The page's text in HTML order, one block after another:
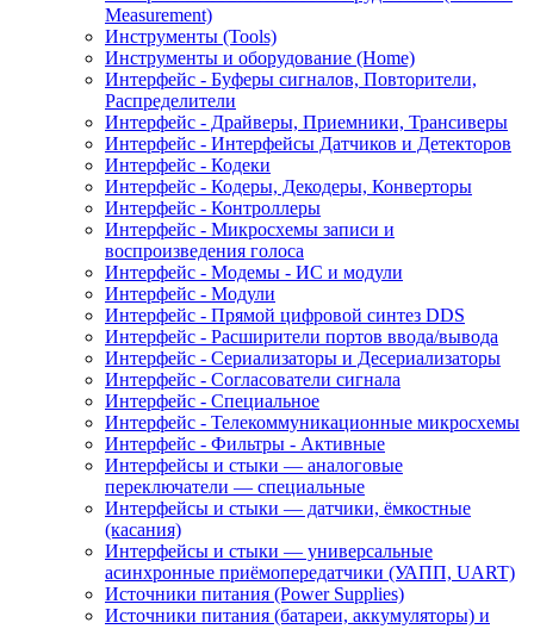
Measurement)
Инструменты (Tools)
Инструменты и оборудование (Home)
Интерфейс - Буферы сигналов, Повторители,
Распределители
Интерфейс - Драйверы, Приемники, Трансиверы
Интерфейс - Интерфейсы Датчиков и Детекторов
Интерфейс - Кодеки
Интерфейс - Кодеры, Декодеры, Конверторы
Интерфейс - Контроллеры
Интерфейс - Микросхемы записи и
воспроизведения голоса
Интерфейс - Модемы - ИС и модули
Интерфейс - Модули
Интерфейс - Прямой цифровой синтез DDS
Интерфейс - Расширители портов ввода/вывода
Интерфейс - Сериализаторы и Десериализаторы
Интерфейс - Согласователи сигнала
Интерфейс - Специальное
Интерфейс - Телекоммуникационные микросхемы
Интерфейс - Фильтры - Активные
Интерфейсы и стыки — аналоговые
переключатели — специальные
Интерфейсы и стыки — датчики, ёмкостные
(касания)
Интерфейсы и стыки — универсальные
асинхронные приёмопередатчики (УАПП, UART)
Источники питания (Power Supplies)
Источники питания (батареи, аккумуляторы) и